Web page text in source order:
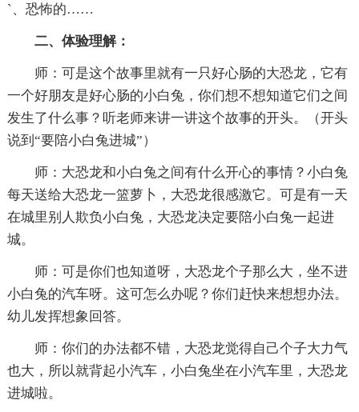
`、恐怖的……
二、体验理解：
师：可是这个故事里就有一只好心肠的大恐龙，它有
一个好朋友是好心肠的小白兔，你们想不想知道它们之间
发生了什么事？听老师来讲一讲这个故事的开头。（开头
说到“要陪小白兔进城”）
师：大恐龙和小白兔之间有什么开心的事情？小白兔
每天送给大恐龙一篮萝卜，大恐龙很感激它。可是有一天
在城里别人欺负小白兔，大恐龙决定要陪小白兔一起进
城。
师：可是你们也知道呀，大恐龙个子那么大，坐不进
小白兔的汽车呀。这可怎么办呢？你们赶快来想想办法。
幼儿发挥想象回答。
师：你们的办法都不错，大恐龙觉得自己个子大力气
也大，所以就背起小汽车，小白兔坐在小汽车里，大恐龙
进城啦。